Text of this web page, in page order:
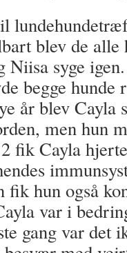
blev de
Niisa syge
begge hunde
år blev
men hun
fik Cayla
hun også
var i
gang var det